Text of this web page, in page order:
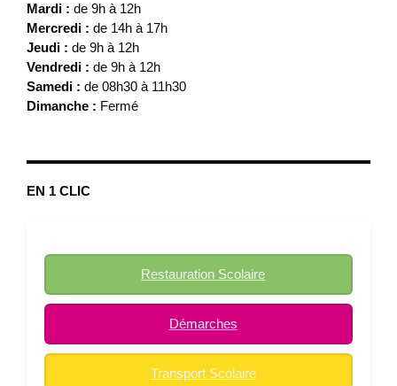
Mardi : de 9h à 12h
Mercredi : de 14h à 17h
Jeudi : de 9h à 12h
Vendredi : de 9h à 12h
Samedi : de 08h30 à 11h30
Dimanche : Fermé
EN 1 CLIC
Restauration Scolaire
Démarches
Transport Scolaire